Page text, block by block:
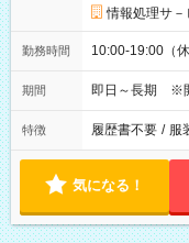
情報処理サ－
勤務時間 10:00-19:00（
期間 即日～長期 ※
特徴 履歴書不要 / 服
気になる！